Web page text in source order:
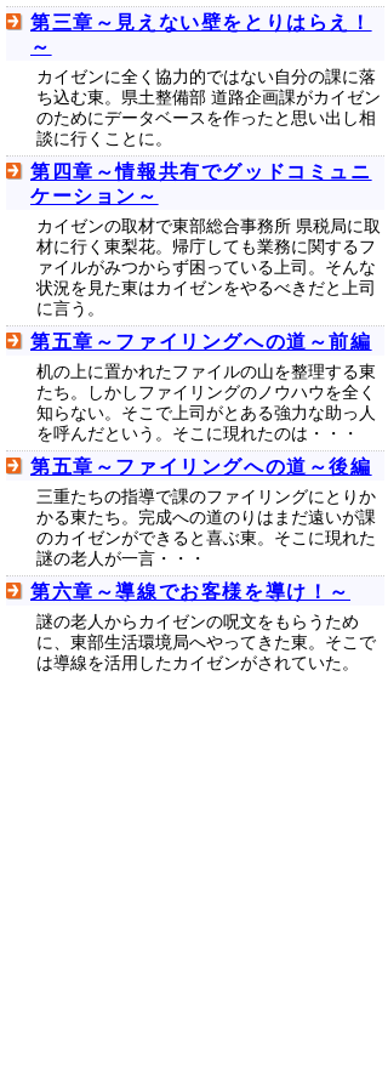
第三章～見えない壁をとりはらえ！
～
カイゼンに全く協力的ではない自分の課に落
ち込む東。県土整備部 道路企画課がカイゼン
のためにデータベースを作ったと思い出し相
談に行くことに。
第四章～情報共有でグッドコミュニ
ケーション～
カイゼンの取材で東部総合事務所 県税局に取
材に行く東梨花。帰庁しても業務に関するフ
ァイルがみつからず困っている上司。そんな
状況を見た東はカイゼンをやるべきだと上司
に言う。
第五章～ファイリングへの道～前編
机の上に置かれたファイルの山を整理する東
たち。しかしファイリングのノウハウを全く
知らない。そこで上司がとある強力な助っ人
を呼んだという。そこに現れたのは・・・
第五章～ファイリングへの道～後編
三重たちの指導で課のファイリングにとりか
かる東たち。完成への道のりはまだ遠いが課
のカイゼンができると喜ぶ東。そこに現れた
謎の老人が一言・・・
第六章～導線でお客様を導け！～
謎の老人からカイゼンの呪文をもらうため
に、東部生活環境局へやってきた東。そこで
は導線を活用したカイゼンがされていた。